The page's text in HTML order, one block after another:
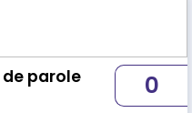
de parole 0